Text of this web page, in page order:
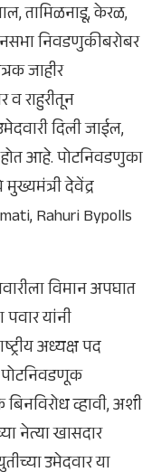
तामिळनाडू, केरळ,
निवडणुकीबरोबर
जाहीर
व राहुरीतून
दिली जाईल,
आहे. पोटनिवडणुका
देवेंद्र
Rahuri Bypolls
विमान अपघात
पवार यांनी
अध्यक्ष पद
पोटनिवडणूक
व्हावी, अशी
नेत्या खासदार
उमेदवार या